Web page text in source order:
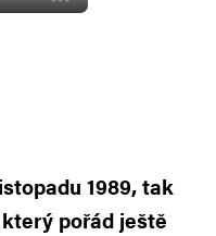
1989, tak
pořád ještě